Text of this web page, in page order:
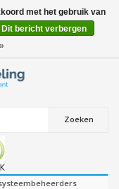
Zoeken
met het gebruik van
Dit bericht verbergen